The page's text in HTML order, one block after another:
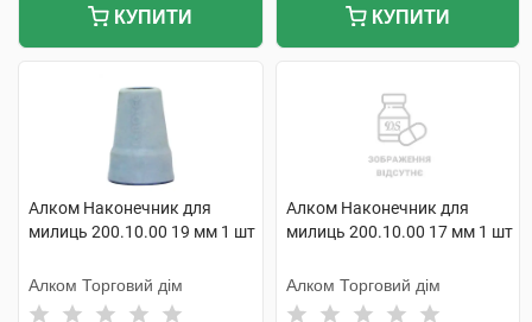
КУПИТИ КУПИТИ
Алком Наконечник для
милиць 200.10.00 19 мм 1 шт
Алком Торговий дім
Алком Наконечник для
милиць 200.10.00 17 мм 1 шт
Алком Торговий дім